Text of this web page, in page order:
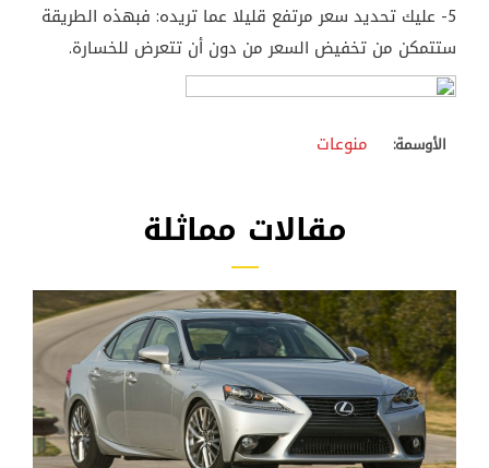
5- عليك تحديد سعر مرتفع قليلا عما تريده: فبهذه الطريقة
ستتمكن من تخفيض السعر من دون أن تتعرض للخسارة.
الأوسمة: منوعات
مقالات مماثلة